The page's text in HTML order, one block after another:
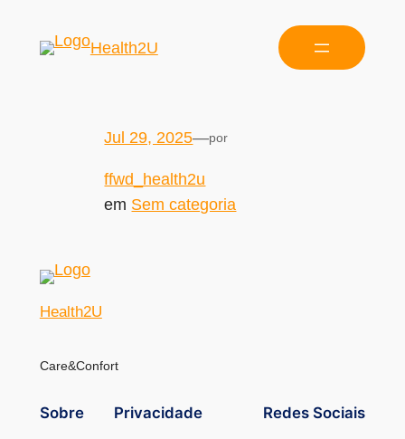
Health2U
Jul 29, 2025—por
ffwd_health2u
em Sem categoria
Health2U
Care&Confort
Sobre Privacidade Redes Sociais